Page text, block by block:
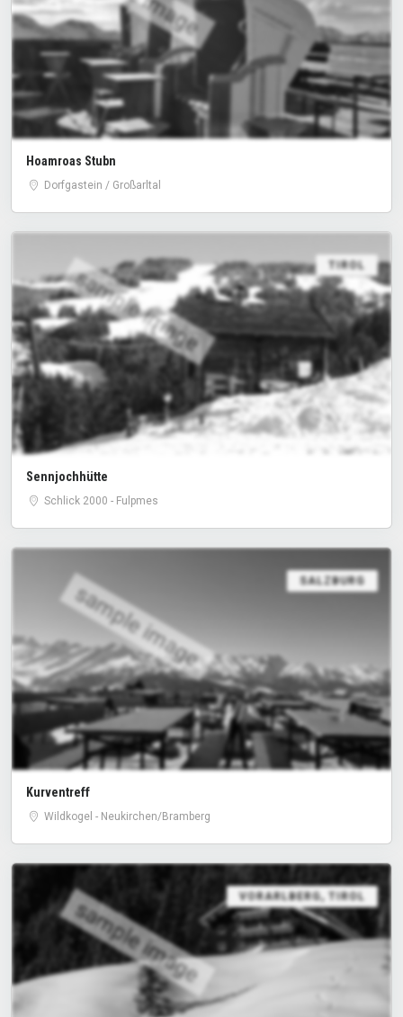
Hoamroas Stubn
Dorfgastein / Großarltal
sample image
TIROL
Sennjochhütte
Schlick 2000 - Fulpmes
sample image
SALZBURG
Kurventreff
Wildkogel - Neukirchen/Bramberg
sample image
VORARLBERG, TIROL